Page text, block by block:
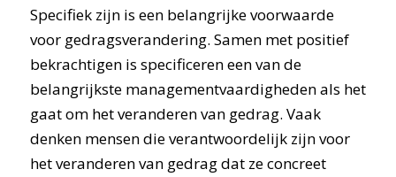
Specifiek zijn is een belangrijke voorwaarde
voor gedragsverandering. Samen met positief
bekrachtigen is specificeren een van de
belangrijkste managementvaardigheden als het
gaat om het veranderen van gedrag. Vaak
denken mensen die verantwoordelijk zijn voor
het veranderen van gedrag dat ze concreet